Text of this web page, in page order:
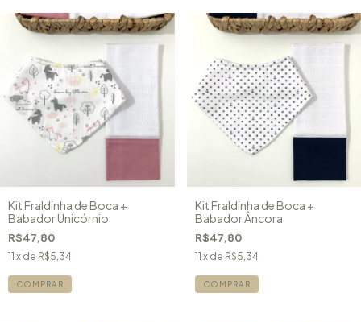
Kit Fraldinha de Boca +
Babador Unicórnio
R$47,80
11 x de R$5,34
Kit Fraldinha de Boca +
Babador Âncora
R$47,80
11 x de R$5,34